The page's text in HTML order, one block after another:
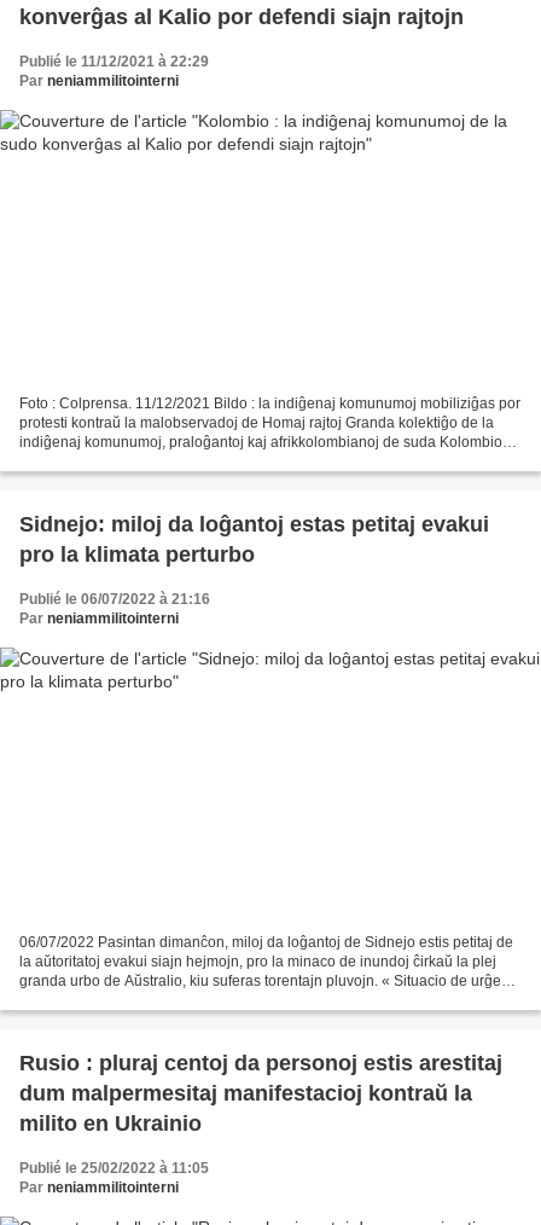
konverĝas al Kalio por defendi siajn rajtojn
Publié le 11/12/2021 à 22:29
Par neniammilitointerni
Foto : Colprensa. 11/12/2021 Bildo : la indiĝenaj komunumoj mobiliziĝas por
protesti kontraŭ la malobservadoj de Homaj rajtoj Granda kolektiĝo de la
indiĝenaj komunumoj, praloĝantoj kaj afrikkolombianoj de suda Kolombio
Sidnejo: miloj da loĝantoj estas petitaj evakui
pro la klimata perturbo
Publié le 06/07/2022 à 21:16
Par neniammilitointerni
06/07/2022 Pasintan dimanĉon, miloj da loĝantoj de Sidnejo estis petitaj de
la aŭtoritatoj evakui siajn hejmojn, pro la minaco de inundoj ĉirkaŭ la plej
granda urbo de Aŭstralio, kiu suferas torentajn pluvojn. « Situacio de urĝeco,
Rusio : pluraj centoj da personoj estis arestitaj
dum malpermesitaj manifestacioj kontraŭ la
milito en Ukrainio
Publié le 25/02/2022 à 11:05
Par neniammilitointerni